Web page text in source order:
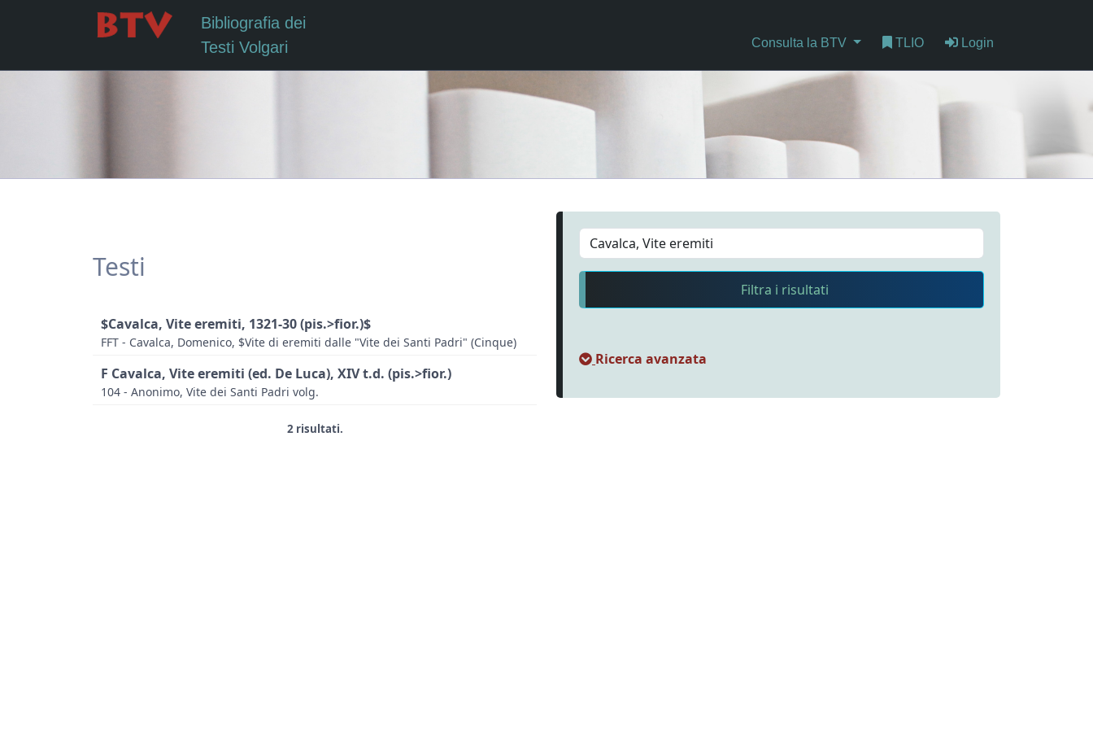
Bibliografia dei
Testi Volgari
Consulta la BTV TLIO Login
Testi
$Cavalca, Vite eremiti, 1321-30 (pis.>fior.)$
FFT - Cavalca, Domenico, $Vite di eremiti dalle "Vite dei Santi Padri" (Cinque)
F Cavalca, Vite eremiti (ed. De Luca), XIV t.d. (pis.>fior.)
104 - Anonimo, Vite dei Santi Padri volg.
2 risultati.
Filtra i risultati
Ricerca avanzata